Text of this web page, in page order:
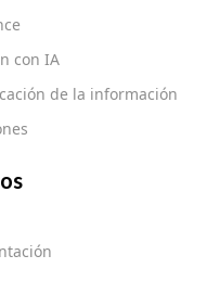
con IA
de la información